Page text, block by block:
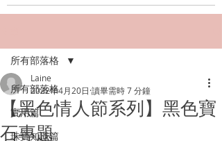
所有部落格
實用篇
珠寶知識篇
所有部落格
【黑色情人節系列】黑色寶
石專題
Laine
2022年4月20日 讀畢需時 7 分鐘